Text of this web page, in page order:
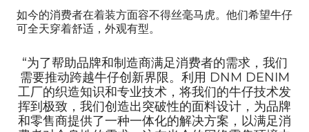
如今的消费者在着装方面容不得丝毫马虎。他们希望牛仔
可全天穿着舒适，外观有型。
“为了帮助品牌和制造商满足消费者的需求，我们
需要推动跨越牛仔创新界限。利用 DNM DENIM
工厂的织造知识和专业技术，将我们的牛仔技术发
挥到极致，我们创造出突破性的面料设计，为品牌
和零售商提供了一种一体化的解决方案，以满足消